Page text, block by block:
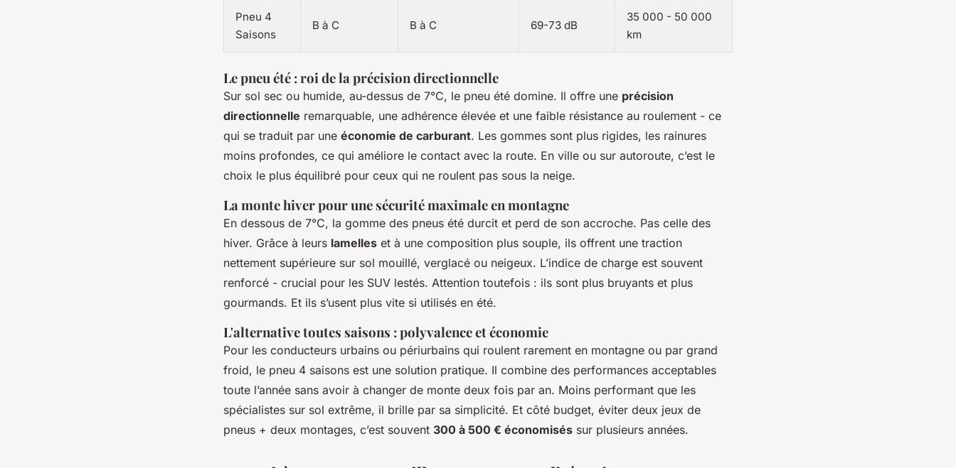
Pneu 4
Saisons
B à C B à C 69-73 dB
35 000 - 50 000
km
Le pneu été : roi de la précision directionnelle
Sur sol sec ou humide, au-dessus de 7°C, le pneu été domine. Il offre une précision
directionnelle remarquable, une adhérence élevée et une faible résistance au roulement - ce
qui se traduit par une économie de carburant. Les gommes sont plus rigides, les rainures
moins profondes, ce qui améliore le contact avec la route. En ville ou sur autoroute, c’est le
choix le plus équilibré pour ceux qui ne roulent pas sous la neige.
La monte hiver pour une sécurité maximale en montagne
En dessous de 7°C, la gomme des pneus été durcit et perd de son accroche. Pas celle des
hiver. Grâce à leurs lamelles et à une composition plus souple, ils offrent une traction
nettement supérieure sur sol mouillé, verglacé ou neigeux. L’indice de charge est souvent
renforcé - crucial pour les SUV lestés. Attention toutefois : ils sont plus bruyants et plus
gourmands. Et ils s’usent plus vite si utilisés en été.
L'alternative toutes saisons : polyvalence et économie
Pour les conducteurs urbains ou périurbains qui roulent rarement en montagne ou par grand
froid, le pneu 4 saisons est une solution pratique. Il combine des performances acceptables
toute l’année sans avoir à changer de monte deux fois par an. Moins performant que les
spécialistes sur sol extrême, il brille par sa simplicité. Et côté budget, éviter deux jeux de
pneus + deux montages, c’est souvent 300 à 500 € économisés sur plusieurs années.